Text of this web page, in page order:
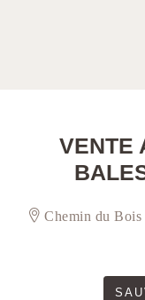
VENTE
Chemin du